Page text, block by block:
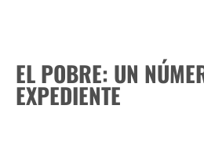
EL POBRE: UN
EXPEDIENTE